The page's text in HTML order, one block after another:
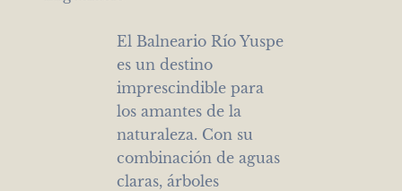
El Balneario Río Yuspe
es un destino
imprescindible para
los amantes de la
naturaleza. Con su
combinación de aguas
claras, árboles